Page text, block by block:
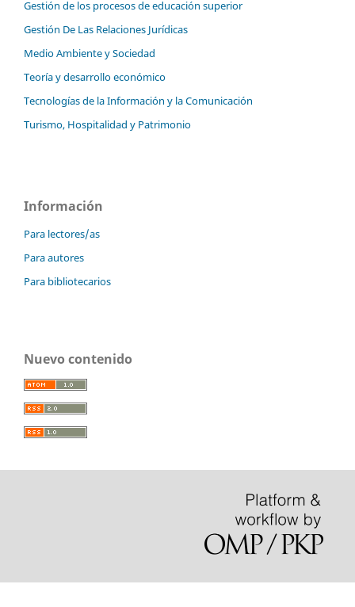
Gestión de los procesos de educación superior
Gestión De Las Relaciones Jurídicas
Medio Ambiente y Sociedad
Teoría y desarrollo económico
Tecnologías de la Información y la Comunicación
Turismo, Hospitalidad y Patrimonio
Información
Para lectores/as
Para autores
Para bibliotecarios
Nuevo contenido